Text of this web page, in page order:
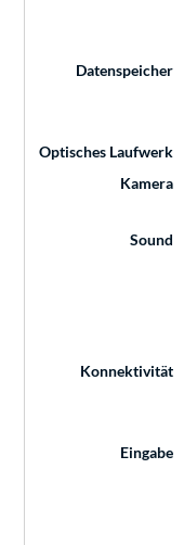
Datenspeicher
Optisches Laufwerk
Kamera
Sound
Konnektivität
Eingabe